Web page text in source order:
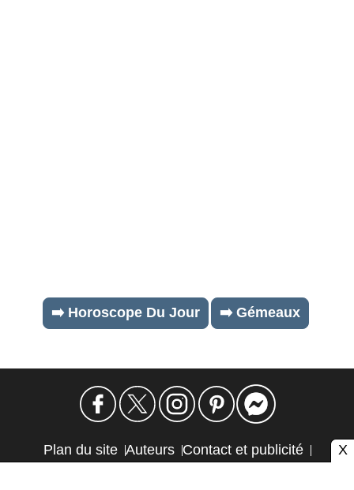
➡️ Horoscope Du Jour ➡️ Gémeaux
Plan du site Auteurs Contact et publicité
X